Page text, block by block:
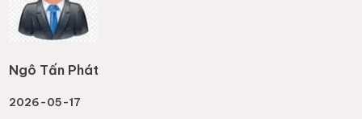
Ngô Tấn Phát
2026-05-17